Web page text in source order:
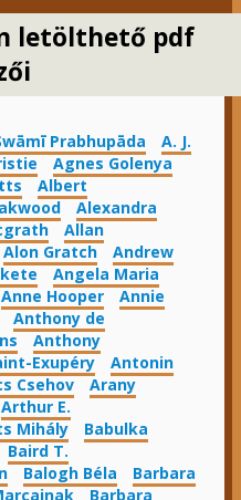
letölthető pdf
Prabhupāda
A. J.
Agnes Golenya
Albert
Alexandra
Allan
Alon Gratch
Andrew
Angela Maria
Anne Hooper
Annie
Anthony de
Anthony
Exupéry
Antonin
Csehov
Arany
Arthur E.
Mihály
Babulka
Baird T.
Balogh Béla
Barbara
Barbara